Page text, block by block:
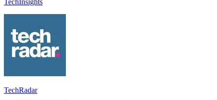
TechRadar